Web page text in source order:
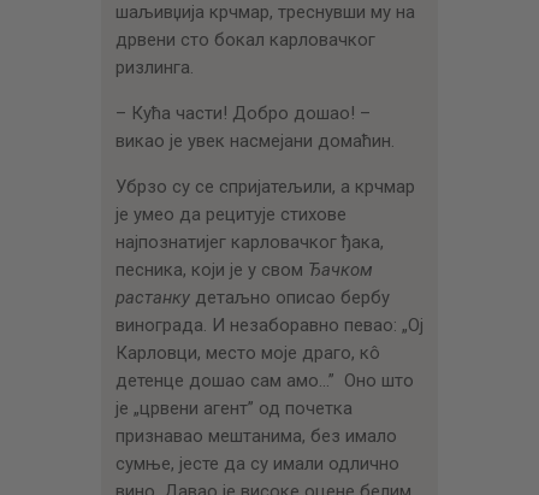
шаљивџија крчмар, треснувши му на
дрвени сто бокал карловачког
ризлинга.
– Кућа части! Добро дошао! –
викао је увек насмејани домаћин.
Убрзо су се спријатељили, а крчмар
је умео да рецитује стихове
најпознатијег карловачког ђака,
песника, који је у свом Ђачком
растанкудетаљно описао бербу
винограда. И незаборавно певао: „Ој
Карловци, место моје драго, кô
детенце дошао сам амо…” Оно што
је „црвени агент” од почетка
признавао мештанима, без имало
сумње, јесте да су имали одлично